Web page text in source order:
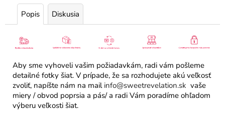
Popis Diskusia
Aby sme vyhoveli vašim požiadavkám, radi vám pošleme
detailné fotky šiat. V prípade, že sa rozhodujete akú veľkosť
zvoliť, napíšte nám na mail info@sweetrevelation.sk vaše
miery / obvod poprsia a pás/ a radi Vám poradíme ohľadom
výberu veľkosti šiat.